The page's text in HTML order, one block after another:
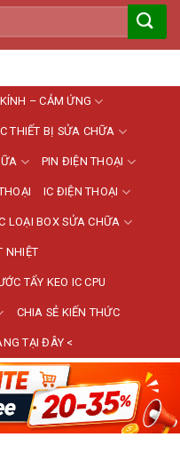
– CẢM ỨNG
THIẾT BỊ SỬA CHỮA
PIN ĐIỆN THOẠI
IC ĐIỆN THOẠI
LOẠI BOX SỬA CHỮA
NHIỆT
TẨY KEO IC CPU
CHIA SẺ KIẾN THỨC
TẠI ĐÂY <